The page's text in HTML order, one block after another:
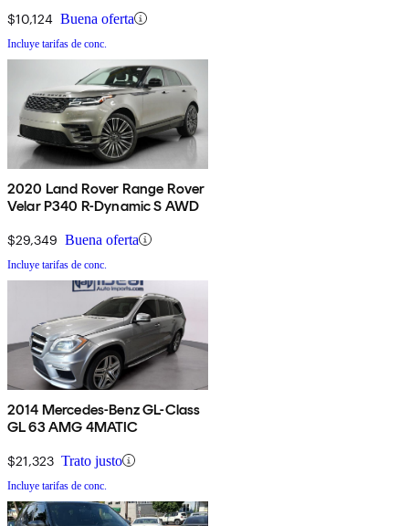
$10,124 Buena oferta
Incluye tarifas de conc.
2020 Land Rover Range Rover
Velar P340 R-Dynamic S AWD
$29,349 Buena oferta
Incluye tarifas de conc.
2014 Mercedes-Benz GL-Class
GL 63 AMG 4MATIC
$21,323 Trato justo
Incluye tarifas de conc.